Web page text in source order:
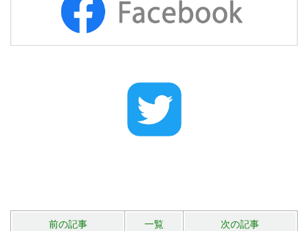
前の記事 一覧 次の記事